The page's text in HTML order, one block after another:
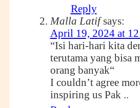
Reply
Malla Latif says:
April 19, 2024 at
“Isi hari-hari kita
terutama yang bisa
orang banyak“
I couldn’t agree
inspiring us Pak ..